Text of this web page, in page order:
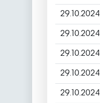
29.10.2024
29.10.2024
29.10.2024
29.10.2024
29.10.2024